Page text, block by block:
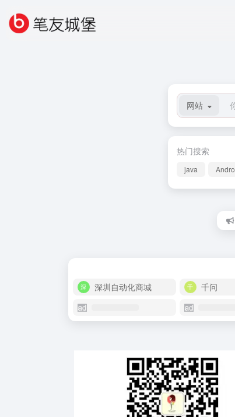
网站
热门搜索
java
深圳自动化商城
千问